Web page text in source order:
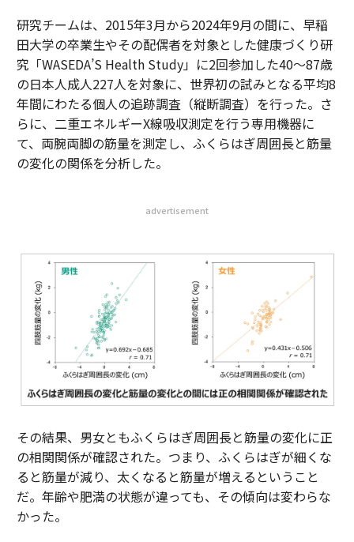
研究チームは、2015年3月から2024年9月の間に、早稲
田大学の卒業生やその配偶者を対象とした健康づくり研
究「WASEDA’S Health Study」に2回参加した40〜87歳
の日本人成人227人を対象に、世界初の試みとなる平均8
年間にわたる個人の追跡調査（縦断調査）を行った。さ
らに、二重エネルギーX線吸収測定を行う専用機器に
て、両腕両脚の筋量を測定し、ふくらはぎ周囲長と筋量
の変化の関係を分析した。
advertisement
その結果、男女ともふくらはぎ周囲長と筋量の変化に正
の相関関係が確認された。つまり、ふくらはぎが細くな
ると筋量が減り、太くなると筋量が増えるということ
だ。年齢や肥満の状態が違っても、その傾向は変わらな
かった。